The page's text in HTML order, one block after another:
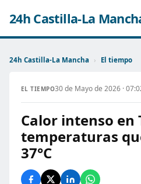
24h Castilla-La
24h Castilla-La Mancha › El tiempo
EL TIEMPO30 de Mayo de 2026 ·
Calor intenso en
temperaturas
37°C